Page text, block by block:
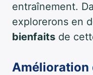
entraînement.
explorerons en
bienfaits de
Amélioration